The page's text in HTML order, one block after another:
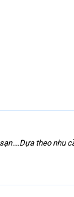
theo nhu